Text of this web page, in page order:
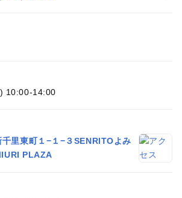
10:00-14:00
千里東町１−１−３SENRITOよみ
PLAZA